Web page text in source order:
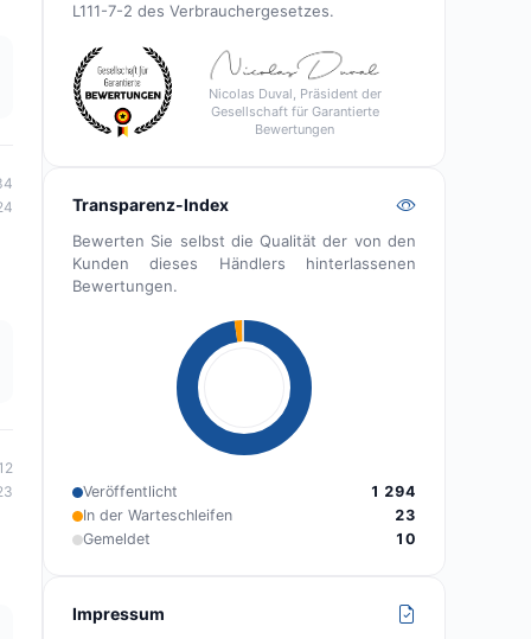
L111-7-2 des Verbrauchergesetzes.
Nicolas Duval, Präsident der
Gesellschaft für Garantierte
Bewertungen
Transparenz-Index
Bewerten Sie selbst die Qualität der von den
Kunden dieses Händlers hinterlassenen
Bewertungen.
Veröffentlicht
1 294
In der Warteschleifen
23
Gemeldet
10
Impressum